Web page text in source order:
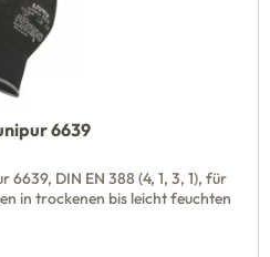
6639
6639, DIN EN 388 (4, 1, 3, 1), für
in trockenen bis leicht feuchten